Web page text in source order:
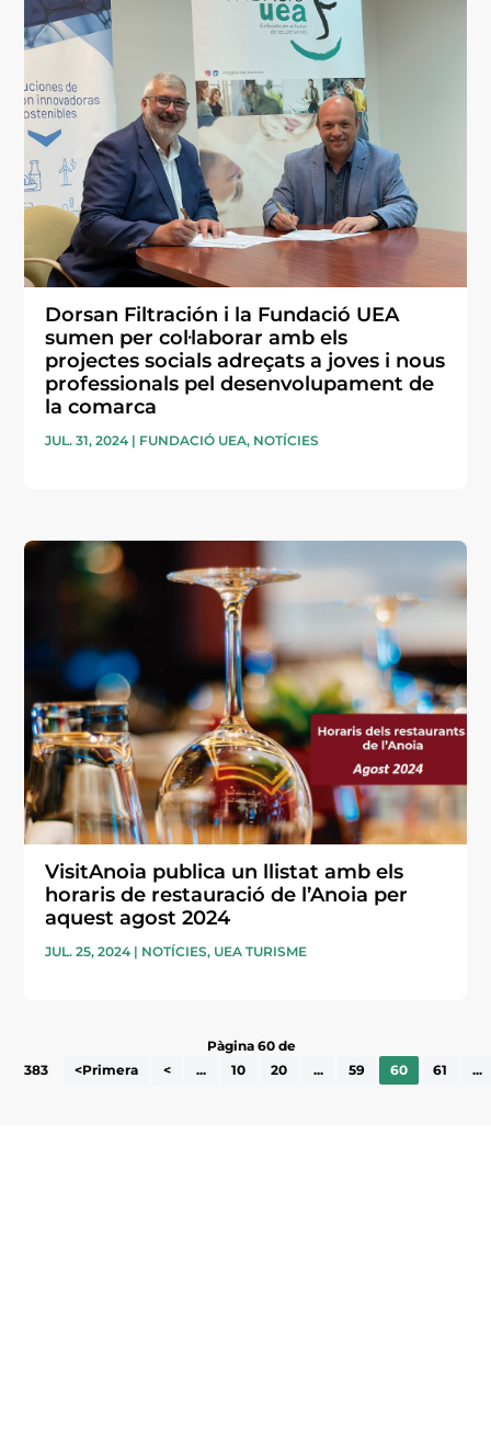
Dorsan Filtración i la Fundació UEA
sumen per col·laborar amb els
projectes socials adreçats a joves i nous
professionals pel desenvolupament de
la comarca
JUL. 31, 2024 | FUNDACIÓ UEA, NOTÍCIES
VisitAnoia publica un llistat amb els
horaris de restauració de l’Anoia per
aquest agost 2024
JUL. 25, 2024 | NOTÍCIES, UEA TURISME
Pàgina 60 de
383
<Primera < ... 10 20 ... 59 60 61 ...